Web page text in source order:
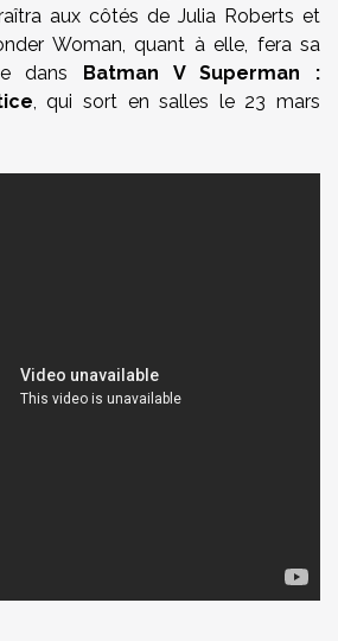
aux côtés de Julia Roberts et
Woman, quant à elle, fera sa
dans Batman V Superman :
, qui sort en salles le 23 mars